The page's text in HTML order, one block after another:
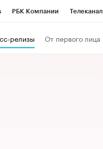
РБК Компании Телеканал
релизы От первого лица